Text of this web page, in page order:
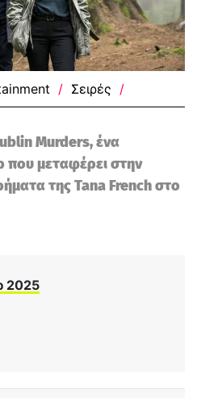
/ Σειρές /
Murders, ένα
που μεταφέρει στην
της Tana French στο
2025